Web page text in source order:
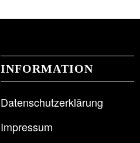
INFORMATION
Datenschutzerklärung
Impressum